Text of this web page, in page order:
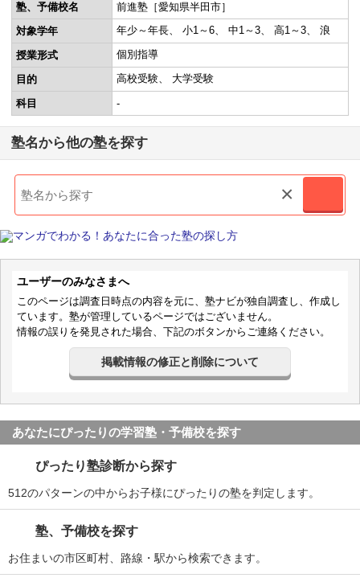
塾、予備校名
前進塾［愛知県半田市］
対象学年
年少～年長 小1～6 中1～3 高1～3 浪
授業形式 個別指導
目的 高校受験 大学受験
科目 -
塾名から他の塾を探す
×
ユーザーのみなさまへ
このページは調査日時点の内容を元に、塾ナビが独自調査し、作成し
ています。塾が管理しているページではございません。
情報の誤りを発見された場合、下記のボタンからご連絡ください。
掲載情報の修正と削除について
あなたにぴったりの学習塾・予備校を探す
ぴったり塾診断から探す
512のパターンの中からお子様にぴったりの塾を判定します。
塾、予備校を探す
お住まいの市区町村、路線・駅から検索できます。